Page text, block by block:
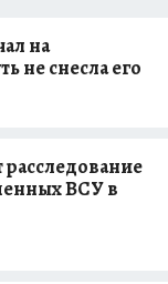
на
не снесла его
ВСУ в